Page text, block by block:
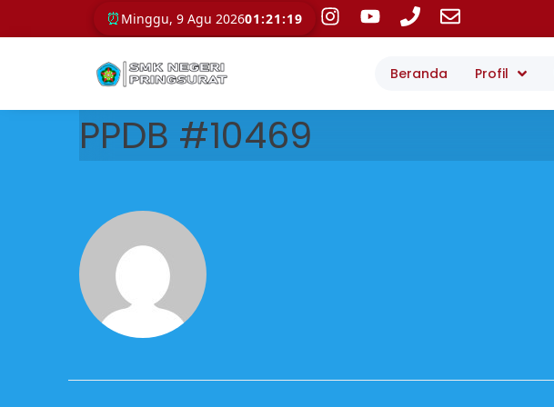
⏰ Minggu, 9 Agu 202601:21:19
Beranda Profil
PPDB #10469